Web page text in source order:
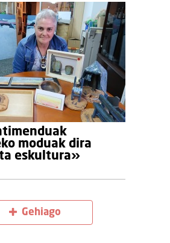
moduak dira
eskultura»
Gehiago